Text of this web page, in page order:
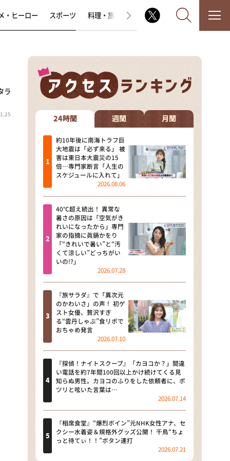
なるみ・岡村の過ぎるTV
相席食堂
これ余談なんですけど・・・
～人生密着トークバラエティ！
～ やすとものいたって真剣です
探偵！ナイトスクープ
news おかえり
河合＆A.B.C-Z塚田×福井アナ
「なんでやねん！？」（news お
かえり）
DAIGOも台所 ～きょうの献立 何
にする？～
本日はダイアンなり！シーズン２
朝だ！生です旅サラダ
教えて！ニュースライブ 正義の
ミカタ
ＬＩＦＥ～夢のカタチ～
新婚さんいらっしゃい！
ポツンと一軒家
ザキ山小屋本館
・ヒーロー スポーツ 料理・旅 ラジオ番組 その他
ラ
24時間 週間 月間
約10年後に南海トラフ巨
大地震は「必ず来る」 被
害は東日本大震災の15
倍…専門家断言「人生の
スケジュールに入れて」
2026.08.06
40℃超え続出！ 異常な
暑さの原因は「空気がき
れいになったから」専門
家の指摘に眞鍋かをり
「“きれいで暑い”と“汚
くて涼しい”どっちがい
いの!?」
2026.07.28
『旅サラダ』で「異次元
のかわいさ」の声！ 初ゲ
スト女優、贅沢すぎ
る“雲丹しゃぶ”食リポで
おちゃめ発言
2026.07.10
『探偵！ナイトスクープ』「カヨコか？」間違
い電話を約7年間100回以上かけ続けてくる見
知らぬ男性。カヨコのふりをした依頼者に、ポ
ツリと呟いた言葉は…
2026.07.14
『相席食堂』“爆烈ボイン”元NHK女性アナ、セ
クシー水着姿＆規格外グッズ公開！ 千鳥“ちょ
っと待てぃ！！”ボタン連打
2026.07.21